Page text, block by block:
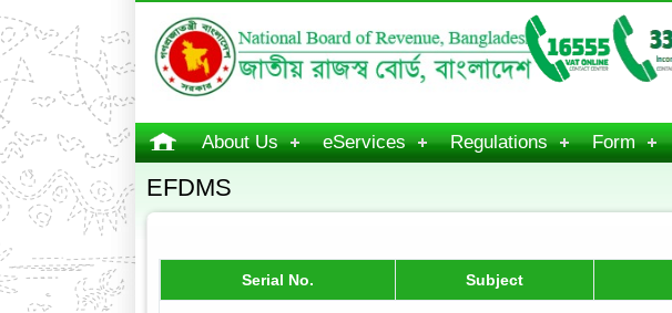
About Us eServices Regulations Form
EFDMS
Serial No. Subject